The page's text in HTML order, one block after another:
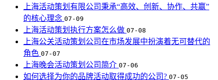
上海活动策划有限公司秉承“高效、创新、协作、共赢”
的核心理念 07-09
上海活动策划执行方案怎么做 07-08
上海公关活动策划公司在市场发展中扮演着无可替代的
角色 07-07
上海晚会活动策划公司简介 07-06
如何选择为你的品牌活动取得成功的公司? 07-05